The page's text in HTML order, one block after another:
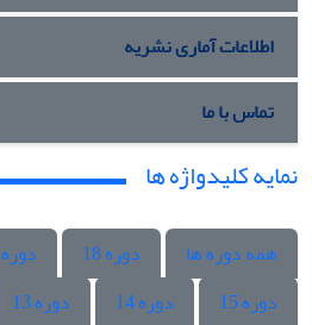
اطلاعات آماری نشریه
تماس با ما
نمایه کلیدواژه ها
همه دوره ها دوره 18 دوره 17
دوره 15
دوره 14 دوره 13